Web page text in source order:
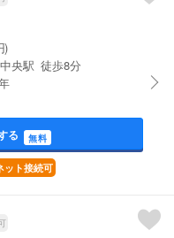
)
央駅 徒歩8分
る 無料
ット接続可